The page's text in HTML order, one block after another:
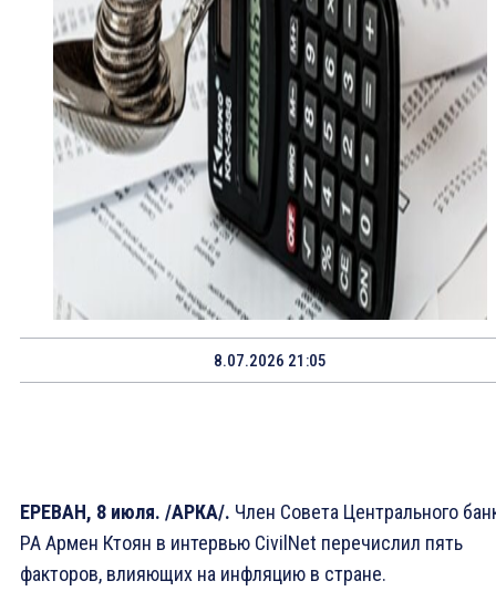
8.07.2026 21:05
ЕРЕВАН, 8 июля. /АРКА/. Член Совета Центрального
РА Армен Ктоян в интервью CivilNet перечислил пять
факторов, влияющих на инфляцию в стране.